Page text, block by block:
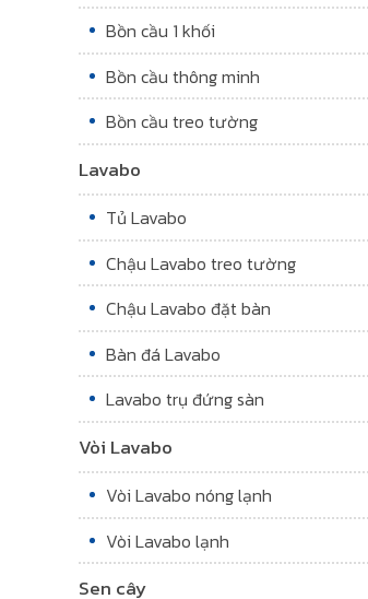
Bồn cầu 1 khối
Bồn cầu thông minh
Bồn cầu treo tường
Lavabo
Tủ Lavabo
Chậu Lavabo treo tường
Chậu Lavabo đặt bàn
Bàn đá Lavabo
Lavabo trụ đứng sàn
Vòi Lavabo
Vòi Lavabo nóng lạnh
Vòi Lavabo lạnh
Sen cây